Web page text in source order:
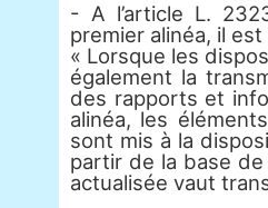
- A l’article L.
premier alinéa, il
« Lorsque les
également la
des rapports et
alinéa, les
sont mis à la
partir de la base
actualisée vaut